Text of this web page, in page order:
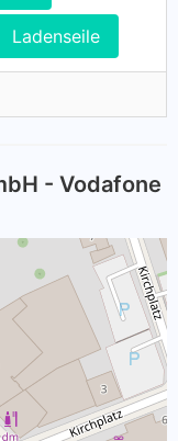
Ladenseile
- Vodafone